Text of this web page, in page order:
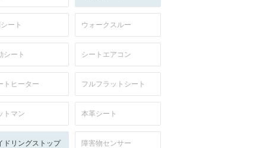
ート ウォークスルー
シート シートエアコン
トヒーター フルフラットシート
トマン 本革シート
ドリングストップ 障害物センサー